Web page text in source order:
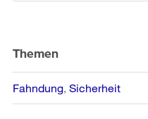
Themen
Fahndung Sicherheit